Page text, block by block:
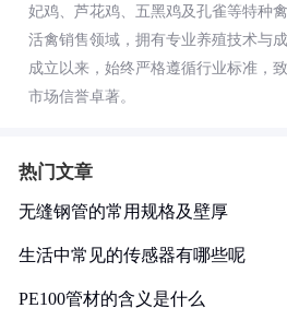
妃鸡、芦花鸡、五黑鸡及孔雀等特种
活禽销售领域，拥有专业养殖技术与
成立以来，始终严格遵循行业标准，
市场信誉卓著。
热门文章
无缝钢管的常用规格及壁厚
生活中常见的传感器有哪些呢
PE100管材的含义是什么